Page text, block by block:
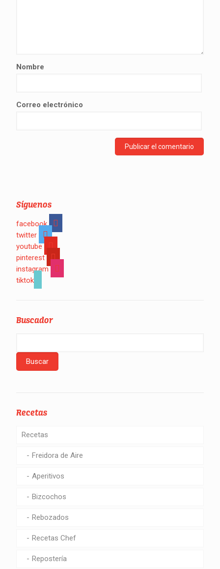
Nombre
Correo electrónico
Síguenos
facebook
twitter
youtube
pinterest
instagram
tiktok
Buscador
Recetas
Recetas
Freidora de Aire
Aperitivos
Bizcochos
Rebozados
Recetas Chef
Repostería